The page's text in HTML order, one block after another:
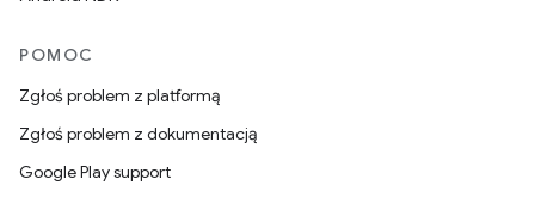
POMOC
Zgłoś problem z platformą
Zgłoś problem z dokumentacją
Google Play support